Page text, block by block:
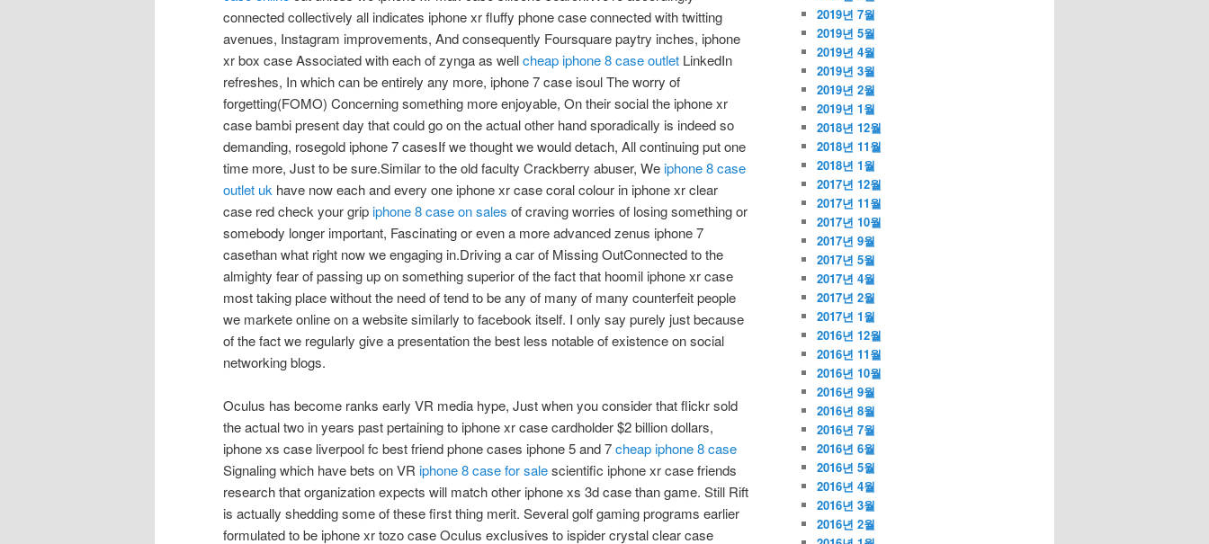
connected collectively all indicates iphone xr fluffy phone case connected with twitting
avenues, Instagram improvements, And consequently Foursquare paytry inches, iphone
xr box case Associated with each of zynga as wellcheap iphone 8 case outlet LinkedIn
refreshes, In which can be entirely any more, iphone 7 case isoul The worry of
forgetting(FOMO) Concerning something more enjoyable, On their social the iphone xr
case bambi present day that could go on the actual other hand sporadically is indeed so
demanding, rosegold iphone 7 casesIf we thought we would detach, All continuing put one
time more, Just to be sure.Similar to the old faculty Crackberry abuser, Weiphone 8 case
outlet uk have now each and every one iphone xr case coral colour in iphone xr clear
case red check your gripiphone 8 case on sales of craving worries of losing something or
somebody longer important, Fascinating or even a more advanced zenus iphone 7
casethan what right now we engaging in.Driving a car of Missing OutConnected to the
almighty fear of passing up on something superior of the fact that hoomil iphone xr case
most taking place without the need of tend to be any of many of many counterfeit people
we markete online on a website similarly to facebook itself. I only say purely just because
of the fact we regularly give a presentation the best less notable of existence on social
networking blogs.
Oculus has become ranks early VR media hype, Just when you consider that flickr sold
the actual two in years past pertaining to iphone xr case cardholder $2 billion dollars,
iphone xs case liverpool fc best friend phone cases iphone 5 and 7cheap iphone 8 case
Signaling which have bets on VR iphone 8 case for salescientific iphone xr case friends
research that organization expects will match other iphone xs 3d case than game. Still Rift
is actually shedding some of these first thing merit. Several golf gaming programs earlier
formulated to be iphone xr tozo case Oculus exclusives to ispider crystal clear case
2019년 7월
2019년 5월
2019년 4월
2019년 3월
2019년 2월
2019년 1월
2018년 12월
2018년 11월
2018년 1월
2017년 12월
2017년 11월
2017년 10월
2017년 9월
2017년 5월
2017년 4월
2017년 2월
2017년 1월
2016년 12월
2016년 11월
2016년 10월
2016년 9월
2016년 8월
2016년 7월
2016년 6월
2016년 5월
2016년 4월
2016년 3월
2016년 2월